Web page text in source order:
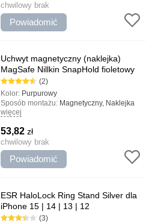
magnetyczne MagSafe
chwilowy brak
Powiadomić
Uchwyt magnetyczny (naklejka)
MagSafe Nillkin SnapHold fioletowy
(2)
Kolor: Purpurowy
Sposób montażu: Magnetyczny, Naklejka
Rodzaj uchwytu:
magnetyczne MagSafe, Niezawodne
mocowanie, Prosta instalacja
więcej
53,82zł
chwilowy brak
Powiadomić
ESR HaloLock Ring Stand Silver dla
iPhone 15 | 14 | 13 | 12
(3)